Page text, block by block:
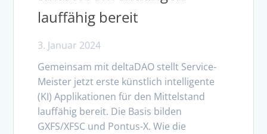
lauffähig bereit
3. Januar 2024
Gemeinsam mit deltaDAO stellt Service-
Meister jetzt erste künstlich intelligente
(KI) Applikationen für den Mittelstand
lauffähig bereit. Die Basis bilden
GXFS/XFSC und Pontus-X. Wie die